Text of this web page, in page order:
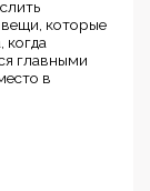
вещи, которые
когда
главными
в